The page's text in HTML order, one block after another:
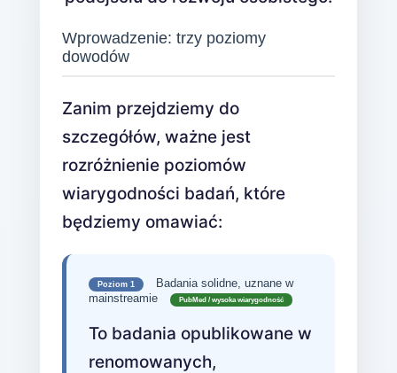
Wprowadzenie: trzy poziomy
dowodów
Zanim przejdziemy do
szczegółów, ważne jest
rozróżnienie poziomów
wiarygodności badań, które
będziemy omawiać:
Poziom 1
Badania solidne, uznane w
mainstreamie
PubMed / wysoka wiarygodność
To badania opublikowane w
renomowanych,